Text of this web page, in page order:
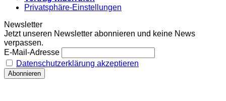
Privatsphäre-Einstellungen
Newsletter
Jetzt unseren Newsletter abonnieren und keine News
verpassen.
E-Mail-Adresse
Datenschutzerklärung akzeptieren